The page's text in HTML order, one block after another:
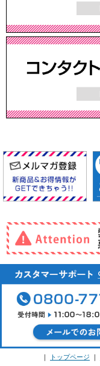
｜ トップページ ｜